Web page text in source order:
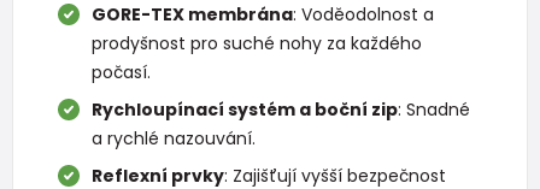
GORE-TEX membrána: Voděodolnost a
prodyšnost pro suché nohy za každého
počasí.
Rychloupínací systém a boční zip: Snadné
a rychlé nazouvání.
Reflexní prvky: Zajišťují vyšší bezpečnost